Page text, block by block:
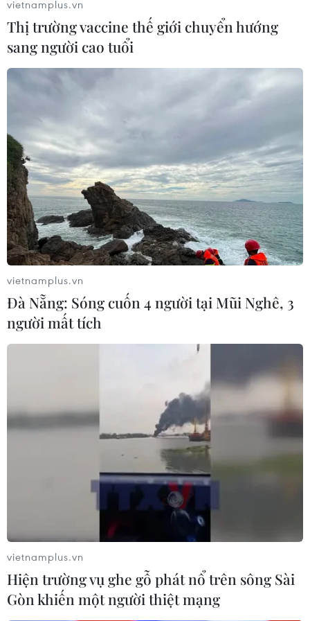
vietnamplus.vn
Thị trường vaccine thế giới chuyển hướng
sang người cao tuổi
vietnamplus.vn
Đà Nẵng: Sóng cuốn 4 người tại Mũi Nghê, 3
người mất tích
vietnamplus.vn
Hiện trường vụ ghe gỗ phát nổ trên sông Sài
Gòn khiến một người thiệt mạng